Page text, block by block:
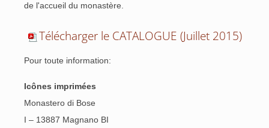
de l'accueil du monastère.
Télécharger le CATALOGUE (Juillet 2015)
Pour toute information:
Icônes imprimées
Monastero di Bose
I – 13887 Magnano BI